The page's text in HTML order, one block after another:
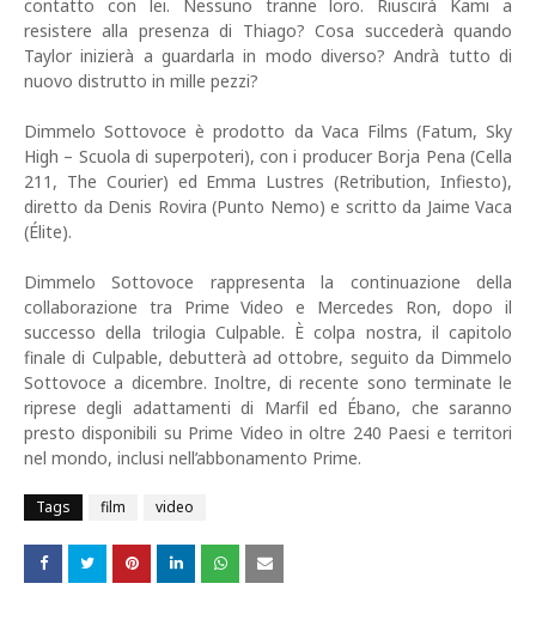
contatto con lei. Nessuno tranne loro. Riuscirà Kami a
resistere alla presenza di Thiago? Cosa succederà quando
Taylor inizierà a guardarla in modo diverso? Andrà tutto di
nuovo distrutto in mille pezzi?
Dimmelo Sottovoce è prodotto da Vaca Films (Fatum, Sky
High – Scuola di superpoteri), con i producer Borja Pena (Cella
211, The Courier) ed Emma Lustres (Retribution, Infiesto),
diretto da Denis Rovira (Punto Nemo) e scritto da Jaime Vaca
(Élite).
Dimmelo Sottovoce rappresenta la continuazione della
collaborazione tra Prime Video e Mercedes Ron, dopo il
successo della trilogia Culpable. È colpa nostra, il capitolo
finale di Culpable, debutterà ad ottobre, seguito da Dimmelo
Sottovoce a dicembre. Inoltre, di recente sono terminate le
riprese degli adattamenti di Marfil ed Ébano, che saranno
presto disponibili su Prime Video in oltre 240 Paesi e territori
nel mondo, inclusi nell’abbonamento Prime.
Tags film video